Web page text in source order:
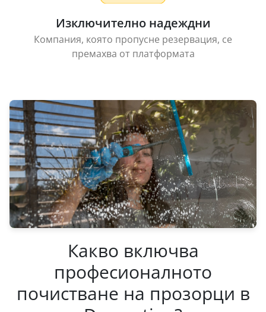
Изключително надеждни
Компания, която пропусне резервация, се
премахва от платформата
Какво включва
професионалното
почистване на прозорци в